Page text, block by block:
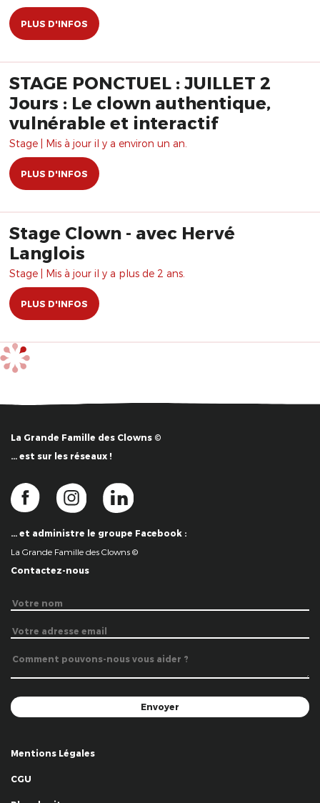
PLUS D'INFOS
STAGE PONCTUEL : JUILLET 2
Jours : Le clown authentique,
vulnérable et interactif
Stage | Mis à jour il y a environ un an.
PLUS D'INFOS
Stage Clown - avec Hervé
Langlois
Stage | Mis à jour il y a plus de 2 ans.
PLUS D'INFOS
La Grande Famille des Clowns ©
… est sur les réseaux !
… et administre le groupe Facebook :
La Grande Famille des Clowns ©
Contactez-nous
Mentions Légales
CGU